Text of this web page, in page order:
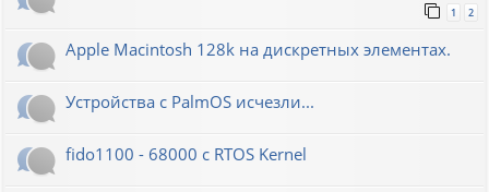
1 2
Apple Macintosh 128k на дискретных элементах.
Устройства с PalmOS исчезли...
fido1100 - 68000 с RTOS Kernel